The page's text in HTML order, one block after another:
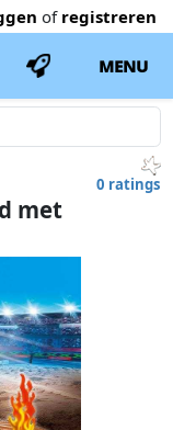
of registreren
MENU
0 ratings
met